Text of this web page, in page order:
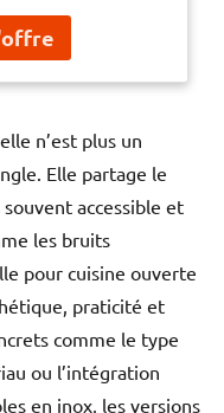
n’est plus un
Elle partage le
accessible et
les bruits
pour cuisine ouverte
praticité et
comme le type
ou l’intégration
en inox, les versions